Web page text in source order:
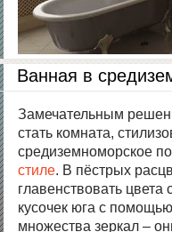
Ванная в
Замечательным
стать комната,
средиземноморское
стиле. В пёстрых
главенствовать
кусочек юга с
множества зеркал –